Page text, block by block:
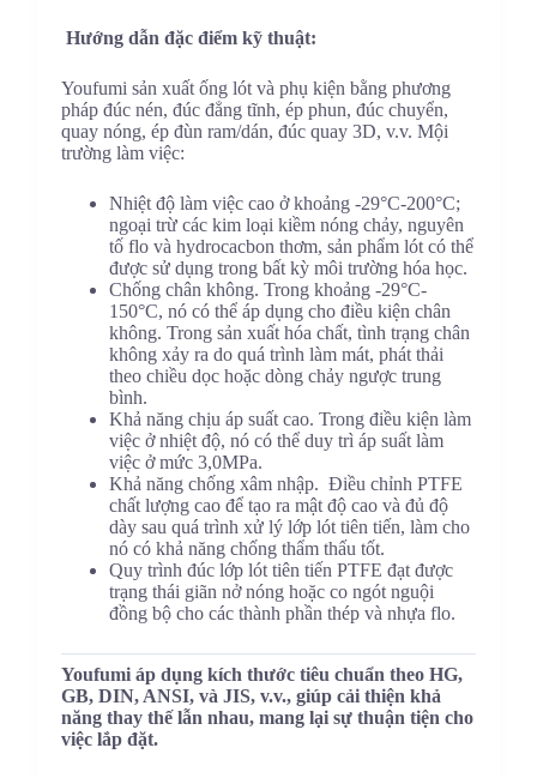
Hướng dẫn đặc điểm kỹ thuật:
Youfumi sản xuất ống lót và phụ kiện bằng phương
pháp đúc nén, đúc đẳng tĩnh, ép phun, đúc chuyển,
quay nóng, ép đùn ram/dán, đúc quay 3D, v.v. Mội
trường làm việc:
Nhiệt độ làm việc cao ở khoảng -29°C-200°C;
ngoại trừ các kim loại kiềm nóng chảy, nguyên
tố flo và hydrocacbon thơm, sản phẩm lót có thể
được sử dụng trong bất kỳ môi trường hóa học.
Chống chân không. Trong khoảng -29°C-
150°C, nó có thể áp dụng cho điều kiện chân
không. Trong sản xuất hóa chất, tình trạng chân
không xảy ra do quá trình làm mát, phát thải
theo chiều dọc hoặc dòng chảy ngược trung
bình.
Khả năng chịu áp suất cao. Trong điều kiện làm
việc ở nhiệt độ, nó có thể duy trì áp suất làm
việc ở mức 3,0MPa.
Khả năng chống xâm nhập. Điều chỉnh PTFE
chất lượng cao để tạo ra mật độ cao và đủ độ
dày sau quá trình xử lý lớp lót tiên tiến, làm cho
nó có khả năng chống thẩm thấu tốt.
Quy trình đúc lớp lót tiên tiến PTFE đạt được
trạng thái giãn nở nóng hoặc co ngót nguội
đồng bộ cho các thành phần thép và nhựa flo.
Youfumi áp dụng kích thước tiêu chuẩn theo HG,
GB, DIN, ANSI, và JIS, v.v., giúp cải thiện khả
năng thay thế lẫn nhau, mang lại sự thuận tiện cho
việc lắp đặt.